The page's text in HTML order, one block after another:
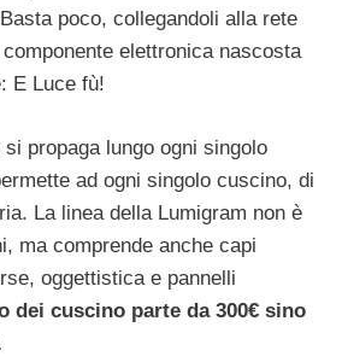
poco, collegandoli alla rete
elettronica nascosta
E Luce fù!
propaga lungo ogni singolo
ad ogni singolo cuscino, di
La linea della Lumigram non è
ma comprende anche capi
oggettistica e pannelli
dei cuscino parte da 300€ sino